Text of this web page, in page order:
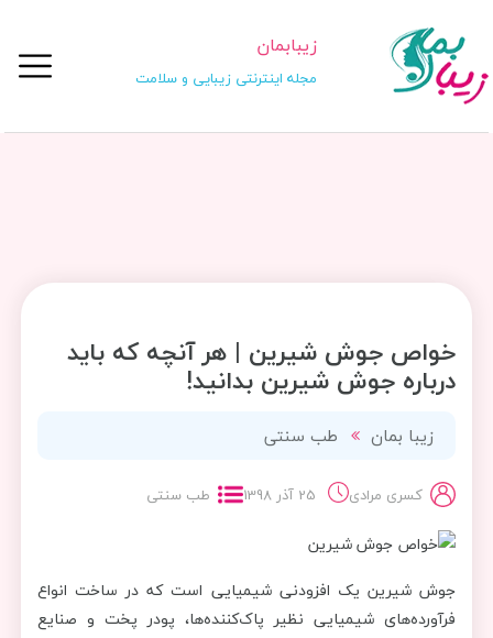
زیبابمان
مجله اینترنتی زیبایی و سلامت
خواص جوش شیرین | هر آنچه که باید
درباره جوش شیرین بدانید!
زیبا بمان طب سنتی
کسری مرادی 25 آذر 1398 طب سنتی
جوش شیرین یک افزودنی شیمیایی است که در ساخت انواع
فرآورده‌های شیمیایی نظیر پاک‌کننده‌ها، پودر پخت و صنایع